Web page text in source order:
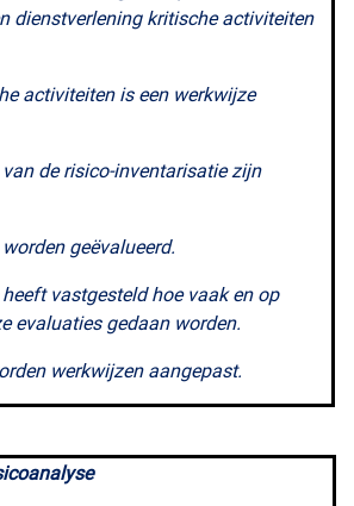
dienstverlening kritische activiteiten
activiteiten is een werkwijze
de risico-inventarisatie zijn
geëvalueerd.
vastgesteld hoe vaak en op
evaluaties gedaan worden.
werkwijzen aangepast.